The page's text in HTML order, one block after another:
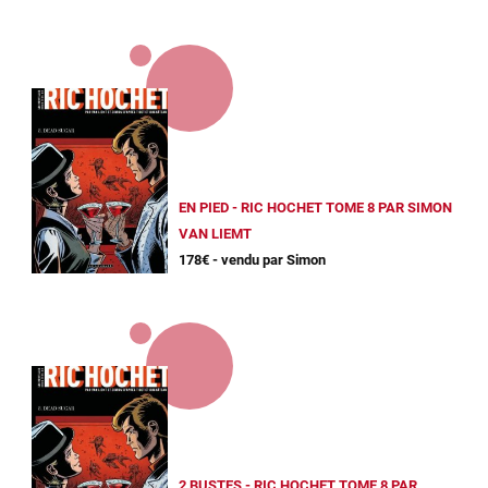
EN PIED - RIC HOCHET TOME 8 PAR SIMON
VAN LIEMT
178€ - vendu par Simon